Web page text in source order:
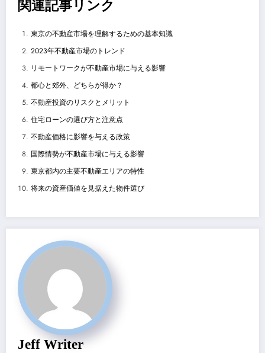
関連記事リンク
東京の不動産市場を理解するための基本知識
2023年不動産市場のトレンド
リモートワークが不動産市場に与える影響
都心と郊外、どちらが得か？
不動産投資のリスクとメリット
住宅ローンの選び方と注意点
不動産価格に影響を与える政策
国際情勢が不動産市場に与える影響
東京都内の主要不動産エリアの特性
将来の資産価値を見据えた物件選び
Jeff Writer